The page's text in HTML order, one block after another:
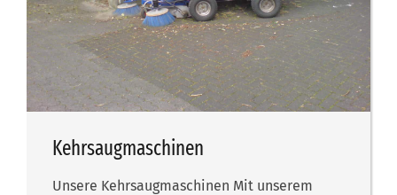
Kehrsaugmaschinen
Unsere Kehrsaugmaschinen Mit unserem